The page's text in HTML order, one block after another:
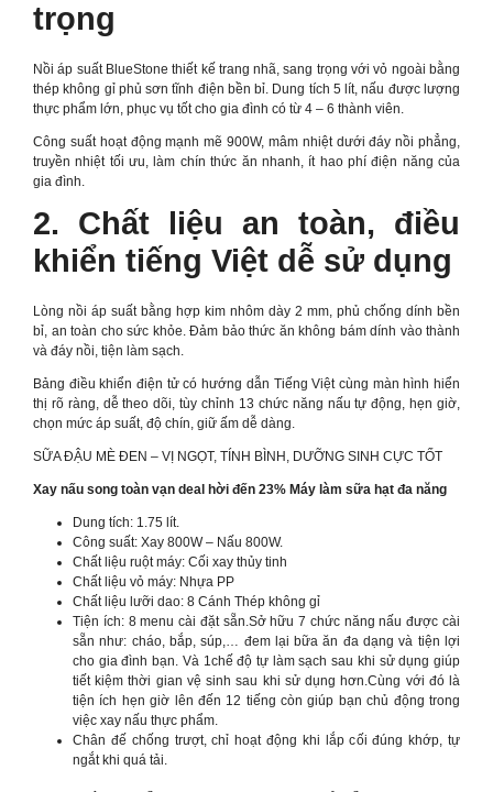
trọng
Nồi áp suất BlueStone thiết kế trang nhã, sang trọng với vỏ ngoài bằng
thép không gỉ phủ sơn tĩnh điện bền bỉ. Dung tích 5 lít, nấu được lượng
thực phẩm lớn, phục vụ tốt cho gia đình có từ 4 – 6 thành viên.
Công suất hoạt động mạnh mẽ 900W, mâm nhiệt dưới đáy nồi phẳng,
truyền nhiệt tối ưu, làm chín thức ăn nhanh, ít hao phí điện năng của
gia đình.
2. Chất liệu an toàn, điều
khiển tiếng Việt dễ sử dụng
Lòng nồi áp suất bằng hợp kim nhôm dày 2 mm, phủ chống dính bền
bỉ, an toàn cho sức khỏe. Đảm bảo thức ăn không bám dính vào thành
và đáy nồi, tiện làm sạch.
Bảng điều khiển điện tử có hướng dẫn Tiếng Việt cùng màn hình hiển
thị rõ ràng, dễ theo dõi, tùy chỉnh 13 chức năng nấu tự động, hẹn giờ,
chọn mức áp suất, độ chín, giữ ấm dễ dàng.
SỮA ĐẬU MÈ ĐEN – VỊ NGỌT, TÍNH BÌNH, DƯỠNG SINH CỰC TỐT
Xay nấu song toàn vạn deal hời đến 23% Máy làm sữa hạt đa năng
Dung tích: 1.75 lít.
Công suất: Xay 800W – Nấu 800W.
Chất liệu ruột máy: Cối xay thủy tinh
Chất liệu vỏ máy: Nhựa PP
Chất liệu lưỡi dao: 8 Cánh Thép không gỉ
Tiện ích: 8 menu cài đặt sẵn.Sở hữu 7 chức năng nấu được cài
sẵn như: cháo, bắp, súp,… đem lại bữa ăn đa dạng và tiện lợi
cho gia đình bạn. Và 1chế độ tự làm sạch sau khi sử dụng giúp
tiết kiệm thời gian vệ sinh sau khi sử dụng hơn.Cùng với đó là
tiện ích hẹn giờ lên đến 12 tiếng còn giúp bạn chủ động trong
việc xay nấu thực phẩm.
Chân đế chống trượt, chỉ hoạt động khi lắp cối đúng khớp, tự
ngắt khi quá tải.